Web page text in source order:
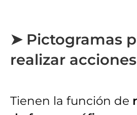
➤ Pictogramas
realizar acciones
Tienen la función de